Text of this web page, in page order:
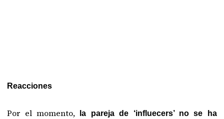
Reacciones
Por el momento,
la pareja de ‘influecers’ no se ha